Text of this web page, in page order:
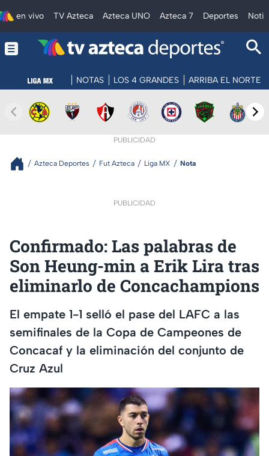
en vivo TV Azteca Azteca UNO Azteca 7 Deportes
NOTAS LOS 4 GRANDES ARRIBA EL NORTE
PUBLICIDAD
Azteca Deportes Fut Azteca Liga MX Nota
PUBLICIDAD
Confirmado: Las palabras de
Son Heung-min a Erik Lira tras
eliminarlo de Concachampions
El empate 1-1 selló el pase del LAFC a las
semifinales de la Copa de Campeones de
Concacaf y la eliminación del conjunto de
Cruz Azul